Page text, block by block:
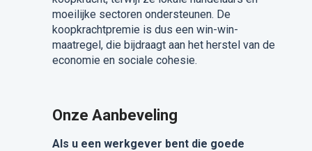
moeilijke sectoren ondersteunen. De
koopkrachtpremie is dus een win-win-
maatregel, die bijdraagt aan het herstel van de
economie en sociale cohesie.
Onze Aanbeveling
Als u een werkgever bent die goede